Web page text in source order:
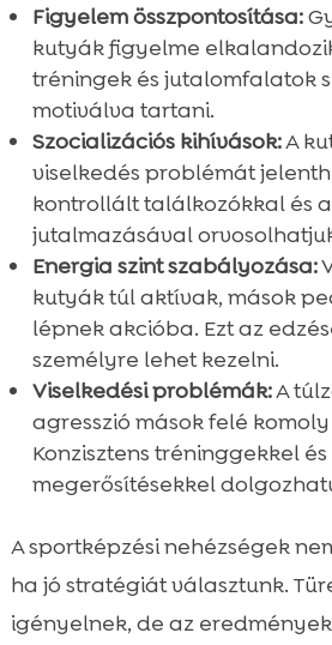
Figyelem összpontosítása:
kutyák figyelme
tréningek és jutalomfalatok
motiválva tartani.
Szocializációs kihívások:A
viselkedés problémát
kontrollált találkozókkal és
jutalmazásával
Energia szint szabályozása:
kutyák túl aktívak, mások
lépnek akcióba. Ezt az
személyre lehet kezelni.
Viselkedési problémák:A
agresszió mások felé
Konzisztens tréninggekkel
megerősítésekkel
A sportképzési nehézségek
ha jó stratégiát választunk.
igényelnek, de az